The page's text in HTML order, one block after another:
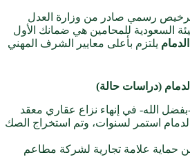
رسمي صادر من وزارة العدل
السعودية للمحامين هي ضمانك الأول
يلتزم بأعلى معايير الشرف المهني
بفضل الله- في إنهاء نزاع عقاري معقد
استمر لسنوات، وتم استخراج الصك
حماية علامة تجارية لشركة مطاعم